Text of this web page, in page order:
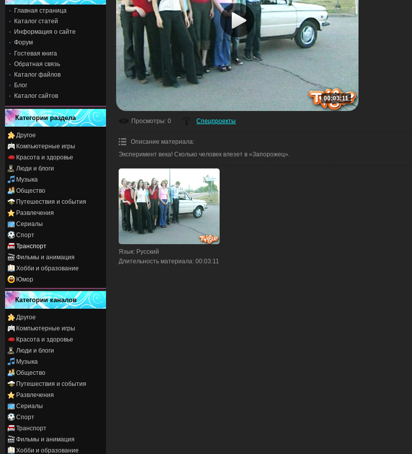
Главная страница
Каталог статей
Информация о сайте
Форум
Гостевая книга
Обратная связь
Каталог файлов
Блог
Каталог сайтов
Категории раздела
Другое
Компьютерные игры
Красота и здоровье
Люди и блоги
Музыка
Общество
Путешествия и события
Развлечения
Сериалы
Спорт
Транспорт
Фильмы и анимация
Хобби и образование
Юмор
Категории каналов
Другое
Компьютерные игры
Красота и здоровье
Люди и блоги
Музыка
Общество
Путешествия и события
Развлечения
Сериалы
Спорт
Транспорт
Фильмы и анимация
Хобби и образование
00:03:11
Просмотры: 0 Спецпроекты
Описание материала:
Эксперимент века! Сколько человек влезет в «Запорожец».
Язык: Русский
Длительность материала: 00:03:11